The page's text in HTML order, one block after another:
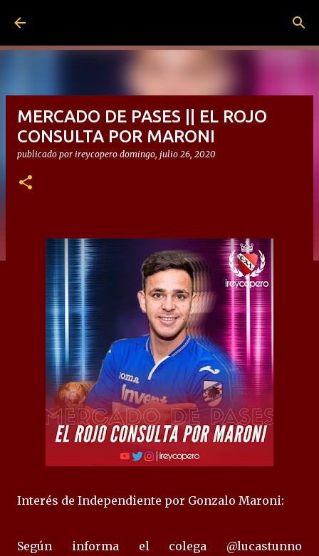
MERCADO DE PASES || EL ROJO
CONSULTA POR MARONI
publicado por ireycopero domingo, julio 26, 2020
Interés de Independiente por Gonzalo Maroni:
Según informa el colega @lucastunno